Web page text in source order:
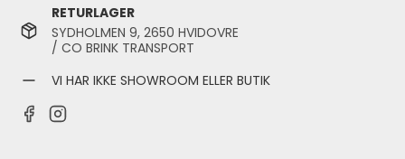
RETURLAGER
SYDHOLMEN 9, 2650 HVIDOVRE
/ CO BRINK TRANSPORT
VI HAR IKKE SHOWROOM ELLER BUTIK